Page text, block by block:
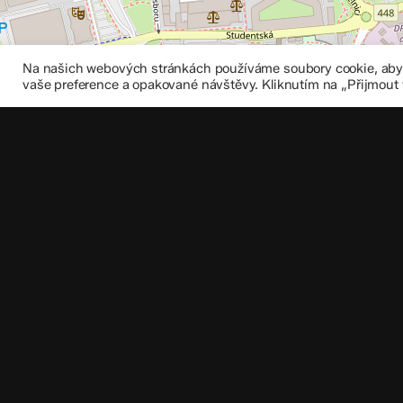
Na našich webových stránkách používáme soubory cookie,
vaše preference a opakované návštěvy. Kliknutím na